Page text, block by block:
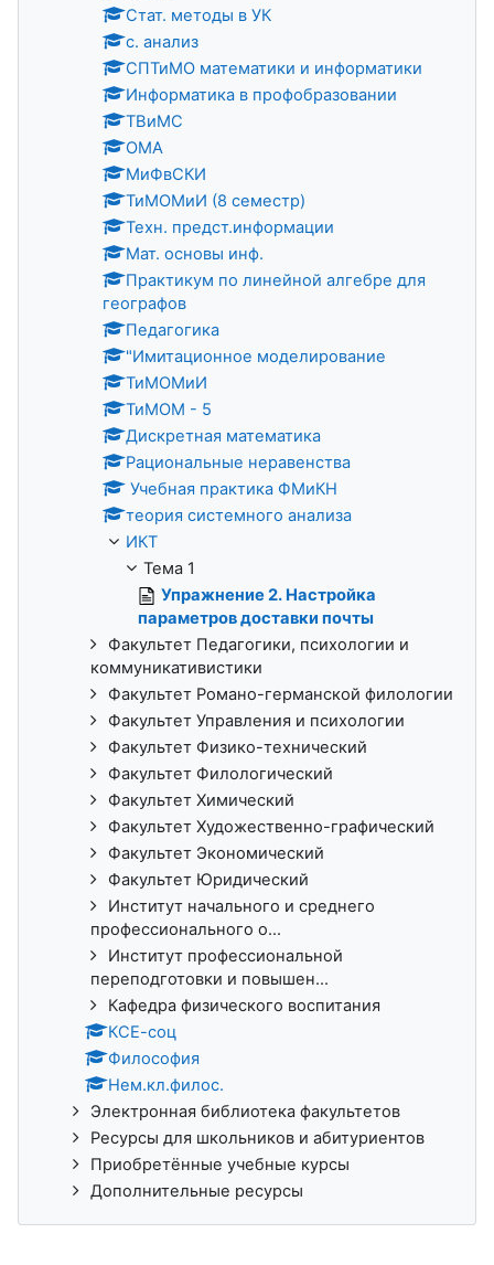
Стат. методы в УК
с. анализ
СПТиМО математики и информатики
Информатика в профобразовании
ТВиМС
ОМА
МиФвСКИ
ТиМОМиИ (8 семестр)
Техн. предст.информации
Мат. основы инф.
Практикум по линейной алгебре для
географов
Педагогика
"Имитационное моделирование
ТиМОМиИ
ТиМОМ - 5
Дискретная математика
Рациональные неравенства
Учебная практика ФМиКН
теория системного анализа
ИКТ
Тема 1
Упражнение 2. Настройка
параметров доставки почты
Факультет Педагогики, психологии и
коммуникативистики
Факультет Романо-германской филологии
Факультет Управления и психологии
Факультет Физико-технический
Факультет Филологический
Факультет Химический
Факультет Художественно-графический
Факультет Экономический
Факультет Юридический
Институт начального и среднего
профессионального о...
Институт профессиональной
переподготовки и повышен...
Кафедра физического воспитания
КСЕ-соц
Философия
Нем.кл.филос.
Электронная библиотека факультетов
Ресурсы для школьников и абитуриентов
Приобретённые учебные курсы
Дополнительные ресурсы